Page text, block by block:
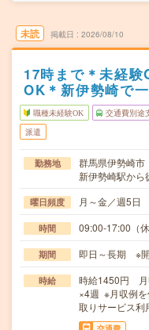
未読 掲載日 2026/08/10
17時まで＊未経
OK＊新伊勢崎で
職種未経験OK 交通費別途
派遣
勤務地
群馬県伊勢崎市
新伊勢崎駅から
曜日頻度 月～金／週5日
時間 09:00-17:00（
期間 即日～長期 ※
時給
時給1450円 月
×4週 ※月収例
取りサービス利